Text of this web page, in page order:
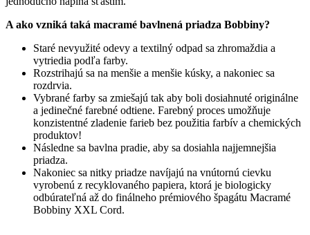
A ako vzniká taká macramé bavlnená priadza Bobbiny?
Staré nevyužité odevy a textilný odpad sa zhromaždia a
vytriedia podľa farby.
Rozstrihajú sa na menšie a menšie kúsky, a nakoniec sa
rozdrvia.
Vybrané farby sa zmiešajú tak aby boli dosiahnuté originálne
a jedinečné farebné odtiene. Farebný proces umožňuje
konzistentné zladenie farieb bez použitia farbív a chemických
produktov!
Následne sa bavlna pradie, aby sa dosiahla najjemnejšia
priadza.
Nakoniec sa nitky priadze navíjajú na vnútornú cievku
vyrobenú z recyklovaného papiera, ktorá je biologicky
odbúrateľná až do finálneho prémiového špagátu Macramé
Bobbiny XXL Cord.